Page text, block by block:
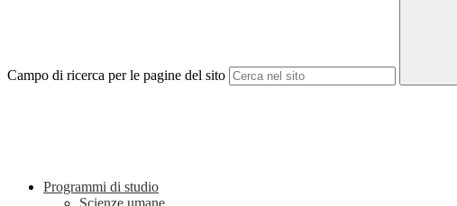
Campo di ricerca per le pagine del sito
Programmi di studio